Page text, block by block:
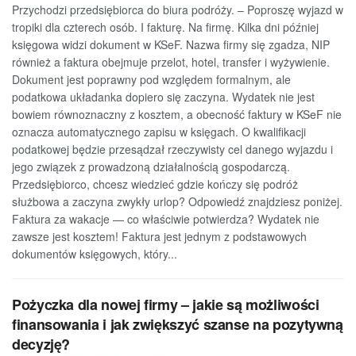
Przychodzi przedsiębiorca do biura podróży. – Poproszę wyjazd w
tropiki dla czterech osób. I fakturę. Na firmę. Kilka dni później
księgowa widzi dokument w KSeF. Nazwa firmy się zgadza, NIP
również a faktura obejmuje przelot, hotel, transfer i wyżywienie.
Dokument jest poprawny pod względem formalnym, ale
podatkowa układanka dopiero się zaczyna. Wydatek nie jest
bowiem równoznaczny z kosztem, a obecność faktury w KSeF nie
oznacza automatycznego zapisu w księgach. O kwalifikacji
podatkowej będzie przesądzał rzeczywisty cel danego wyjazdu i
jego związek z prowadzoną działalnością gospodarczą.
Przedsiębiorco, chcesz wiedzieć gdzie kończy się podróż
służbowa a zaczyna zwykły urlop? Odpowiedź znajdziesz poniżej.
Faktura za wakacje — co właściwie potwierdza? Wydatek nie
zawsze jest kosztem! Faktura jest jednym z podstawowych
dokumentów księgowych, który...
Pożyczka dla nowej firmy – jakie są możliwości
finansowania i jak zwiększyć szanse na pozytywną
decyzję?